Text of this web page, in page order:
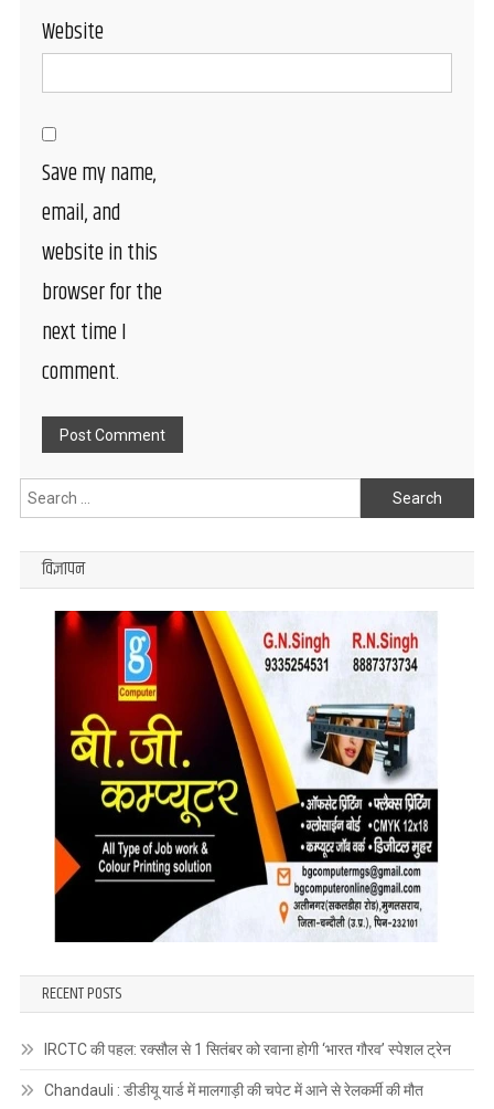
Website
Save my name,
email, and
website in this
browser for the
next time I
comment.
Search
for:
विज्ञापन
RECENT POSTS
IRCTC की पहल: रक्सौल से 1 सितंबर को रवाना होगी ‘भारत गौरव’ स्पेशल ट्रेन
Chandauli : डीडीयू यार्ड में मालगाड़ी की चपेट में आने से रेलकर्मी की मौत